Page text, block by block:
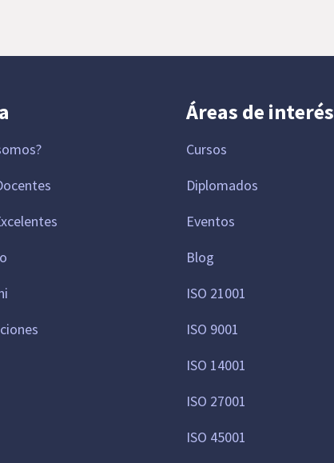
Áreas de interés
Cursos
Diplomados
Eventos
Blog
ISO 21001
ISO 9001
ISO 14001
ISO 27001
ISO 45001